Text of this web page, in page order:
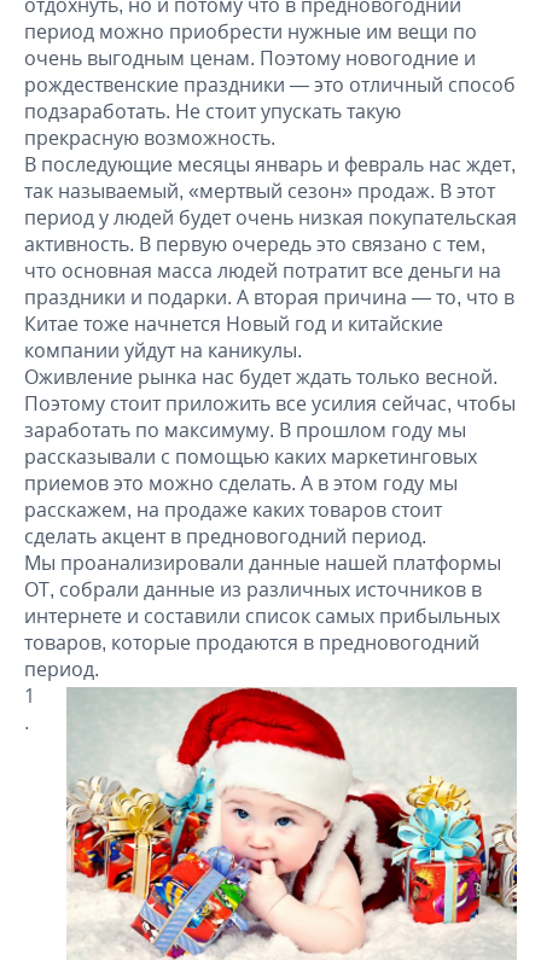
период можно приобрести нужные им вещи по
очень выгодным ценам. Поэтому новогодние и
рождественские праздники — это отличный способ
подзаработать. Не стоит упускать такую
прекрасную возможность.
В последующие месяцы январь и февраль нас ждет,
так называемый, «мертвый сезон» продаж. В этот
период у людей будет очень низкая покупательская
активность. В первую очередь это связано с тем,
что основная масса людей потратит все деньги на
праздники и подарки. А вторая причина — то, что в
Китае тоже начнется Новый год и китайские
компании уйдут на каникулы.
Оживление рынка нас будет ждать только весной.
Поэтому стоит приложить все усилия сейчас, чтобы
заработать по максимуму. В прошлом году мы
рассказывали с помощью каких маркетинговых
приемов это можно сделать. А в этом году мы
расскажем, на продаже каких товаров стоит
сделать акцент в предновогодний период.
Мы проанализировали данные нашей платформы
ОТ, собрали данные из различных источников в
интернете и составили список самых прибыльных
товаров, которые продаются в предновогодний
период.